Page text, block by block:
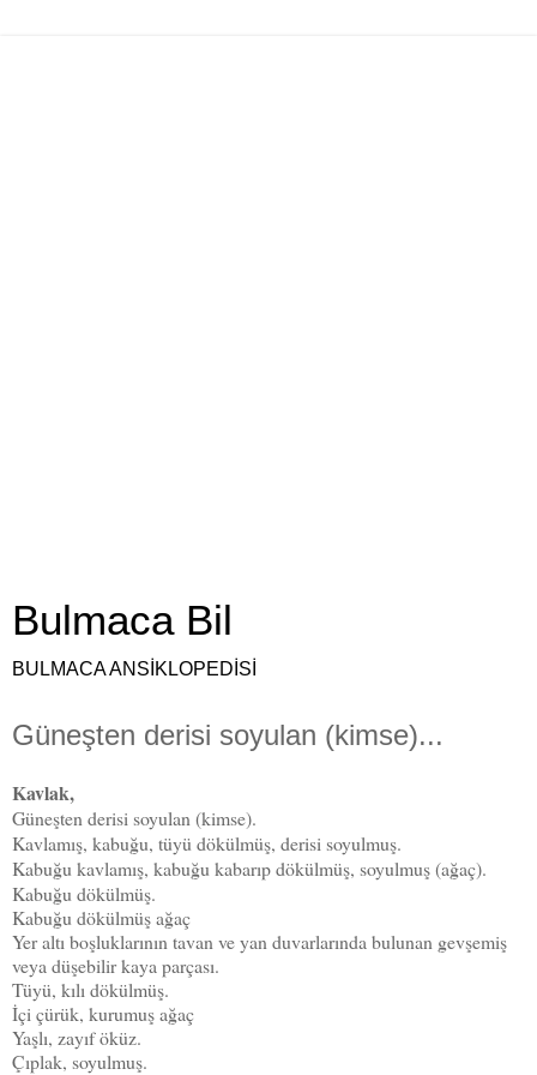
Bulmaca Bil
BULMACA ANSİKLOPEDİSİ
Güneşten derisi soyulan (kimse)...
Kavlak,
Güneşten derisi soyulan (kimse).
Kavlamış, kabuğu, tüyü dökülmüş, derisi soyulmuş.
Kabuğu kavlamış, kabuğu kabarıp dökülmüş, soyulmuş (ağaç).
Kabuğu dökülmüş.
Kabuğu dökülmüş ağaç
Yer altı boşluklarının tavan ve yan duvarlarında bulunan gevşemiş
veya düşebilir kaya parçası.
Tüyü, kılı dökülmüş.
İçi çürük, kurumuş ağaç
Yaşlı, zayıf öküz.
Çıplak, soyulmuş.